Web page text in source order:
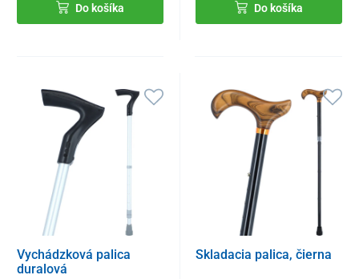
Do košíka Do košíka
Vychádzková palica
duralová
Skladacia palica, čierna